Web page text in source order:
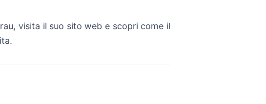
visita il suo sito web e scopri come il